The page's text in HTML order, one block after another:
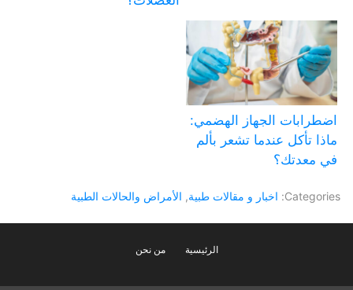
اضطرابات الجهاز الهضمي:
ماذا تأكل عندما تشعر بألم
في معدتك؟
Categories: اخبار و مقالات طبية, الأمراض والحالات الطبية
الرئيسية من نحن